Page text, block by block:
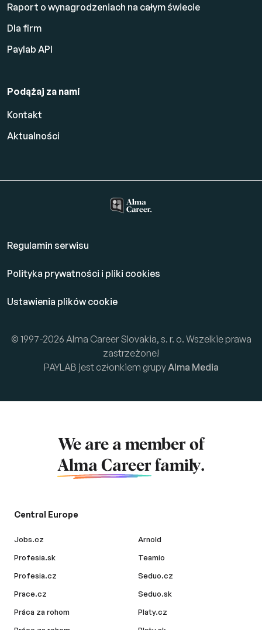
Raport o wynagrodzeniach na całym świecie
Dla firm
Paylab API
Podążaj za nami
Kontakt
Aktualności
Regulamin serwisu
Polityka prywatności i pliki cookies
Ustawienia plików cookie
© 1997-2026 Alma Career Slovakia, s. r. o. Wszelkie prawa
zastrzeżone!
PAYLAB jest członkiem grupy Alma Media
We are a member of
Alma Career family.
Central Europe
Jobs.cz
Profesia.sk
Profesia.cz
Prace.cz
Práca za rohom
Arnold
Teamio
Seduo.cz
Seduo.sk
Platy.cz